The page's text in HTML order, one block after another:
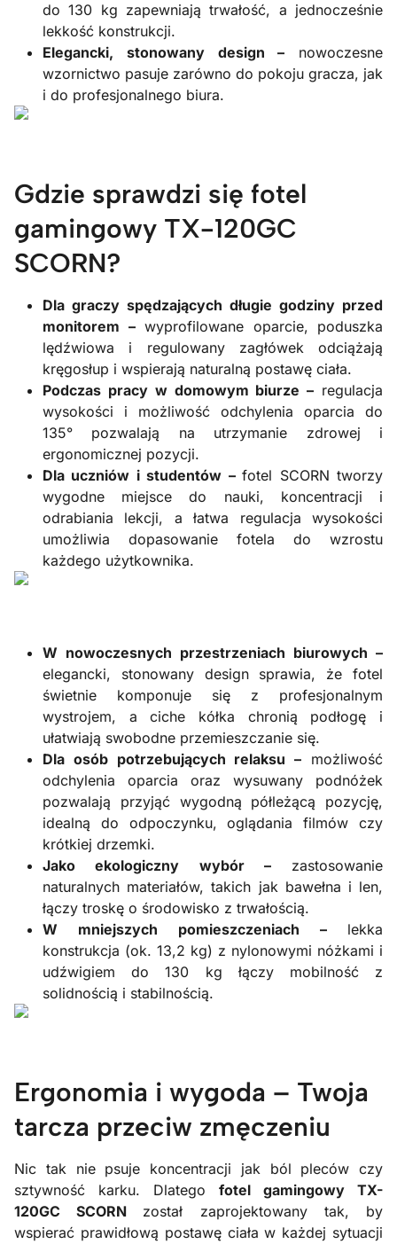
do 130 kg zapewniają trwałość, a jednocześnie
lekkość konstrukcji.
Elegancki, stonowany design – nowoczesne
wzornictwo pasuje zarówno do pokoju gracza, jak
i do profesjonalnego biura.
Gdzie sprawdzi się fotel
gamingowy TX-120GC
SCORN?
Dla graczy spędzających długie godziny przed
monitorem –wyprofilowane oparcie, poduszka
lędźwiowa i regulowany zagłówek odciążają
kręgosłup i wspierają naturalną postawę ciała.
Podczas pracy w domowym biurze – regulacja
wysokości i możliwość odchylenia oparcia do
135° pozwalają na utrzymanie zdrowej i
ergonomicznej pozycji.
Dla uczniów i studentów –fotel SCORN tworzy
wygodne miejsce do nauki, koncentracji i
odrabiania lekcji, a łatwa regulacja wysokości
umożliwia dopasowanie fotela do wzrostu
każdego użytkownika.
W nowoczesnych przestrzeniach biurowych –
elegancki, stonowany design sprawia, że fotel
świetnie komponuje się z profesjonalnym
wystrojem, a ciche kółka chronią podłogę i
ułatwiają swobodne przemieszczanie się.
Dla osób potrzebujących relaksu – możliwość
odchylenia oparcia oraz wysuwany podnóżek
pozwalają przyjąć wygodną półleżącą pozycję,
idealną do odpoczynku, oglądania filmów czy
krótkiej drzemki.
Jako ekologiczny wybór –zastosowanie
naturalnych materiałów, takich jak bawełna i len,
łączy troskę o środowisko z trwałością.
W mniejszych pomieszczeniach – lekka
konstrukcja (ok. 13,2 kg) z nylonowymi nóżkami i
udźwigiem do 130 kg łączy mobilność z
solidnością i stabilnością.
Ergonomia i wygoda – Twoja
tarcza przeciw zmęczeniu
Nic tak nie psuje koncentracji jak ból pleców czy
sztywność karku. Dlatego fotel gamingowy TX-
120GC SCORN został zaprojektowany tak, by
wspierać prawidłową postawę ciała w każdej sytuacji